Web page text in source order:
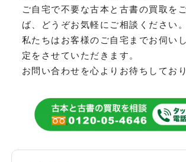
ご自宅で不要な古本と古書の買取を
ば、どうぞお気軽にご相談ください。
私たちはお客様のご自宅までお伺い
定をさせていただきます。
お問い合わせを心よりお待ちしており